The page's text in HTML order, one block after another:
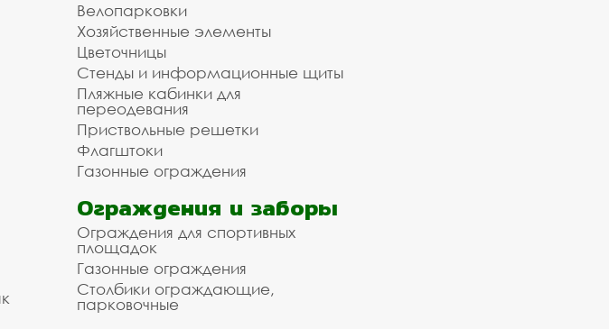
Велопарковки
Хозяйственные элементы
Цветочницы
Стенды и информационные щиты
Пляжные кабинки для
переодевания
Приствольные решетки
Флагштоки
Газонные ограждения
Ограждения и заборы
Ограждения для спортивных
площадок
Газонные ограждения
Столбики ограждающие,
парковочные